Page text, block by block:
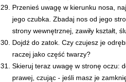
Przenieś uwagę w kierunku nosa,
jego czubka. Zbadaj nos od jego
strony wewnętrznej, zawiły kształt,
Dojdź do zatok. Czy czujesz je
raczej jako część twarzy?
Skieruj teraz uwagę w stronę oczu:
prawej, czując - jeśli masz je